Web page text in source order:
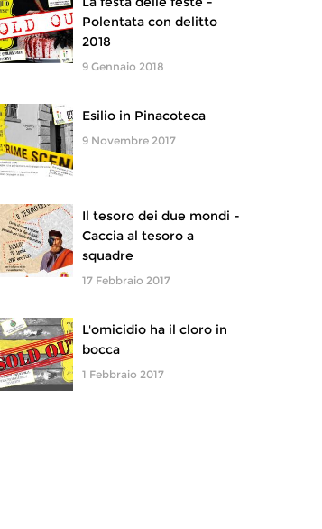
Polentata con delitto
2018
9 Gennaio 2018
Esilio in Pinacoteca
9 Novembre 2017
Il tesoro dei due mondi -
Caccia al tesoro a
squadre
17 Febbraio 2017
L'omicidio ha il cloro in
bocca
1 Febbraio 2017